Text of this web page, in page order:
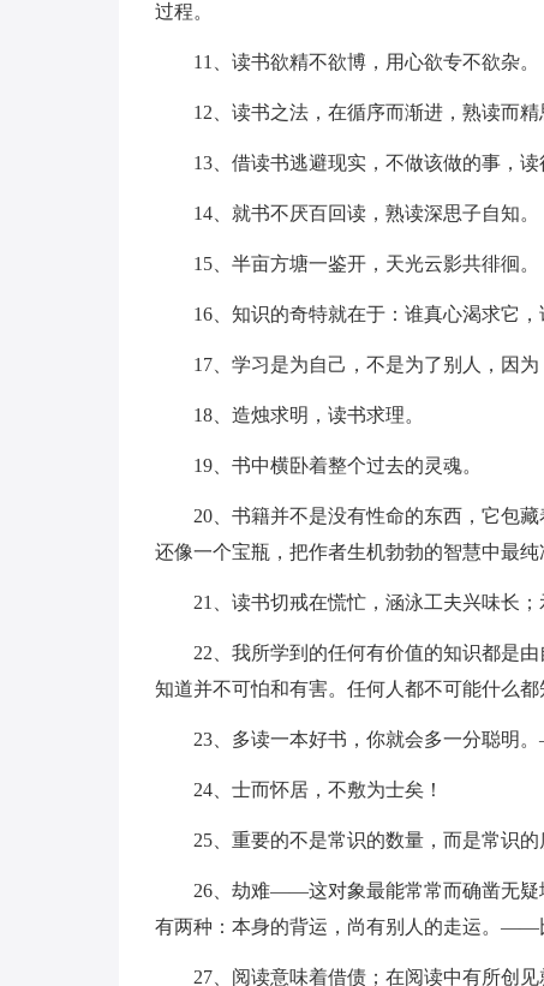
过程。
11、读书欲精不欲博，用心欲专不欲杂。
12、读书之法，在循序而渐进，熟读而
13、借读书逃避现实，不做该做的事，读
14、就书不厌百回读，熟读深思子自知。
15、半亩方塘一鉴开，天光云影共徘徊。
16、知识的奇特就在于：谁真心渴求它，
17、学习是为自己，不是为了别人，因
18、造烛求明，读书求理。
19、书中横卧着整个过去的灵魂。
20、书籍并不是没有性命的东西，它包
还像一个宝瓶，把作者生机勃勃的智慧中最
21、读书切戒在慌忙，涵泳工夫兴味长
22、我所学到的任何有价值的知识都是
知道并不可怕和有害。任何人都不可能什么
23、多读一本好书，你就会多一分聪明
24、士而怀居，不敷为士矣！
25、重要的不是常识的数量，而是常识
26、劫难——这对象最能常常而确凿无疑
有两种：本身的背运，尚有别人的走运。——
27、阅读意味着借债；在阅读中有所创